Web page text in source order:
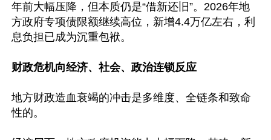
年前大幅压降，但本质仍是“借新还旧”。2026年地
方政府专项债限额继续高位，新增4.4万亿左右，利
息负担已成为沉重包袱。
财政危机向经济、社会、政治连锁反应
地方财政造血衰竭的冲击是多维度、全链条和致命
性的。